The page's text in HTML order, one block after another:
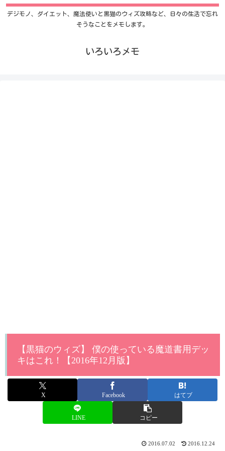
デジモノ、ダイエット、魔法使いと黒猫のウィズ攻略など、日々の生活で忘れ
そうなことをメモします。
いろいろメモ
【黒猫のウィズ】 僕の使っている魔道書用デッ
キはこれ！【2016年12月版】
X Facebook はてブ
LINE コピー
2016.07.02 2016.12.24